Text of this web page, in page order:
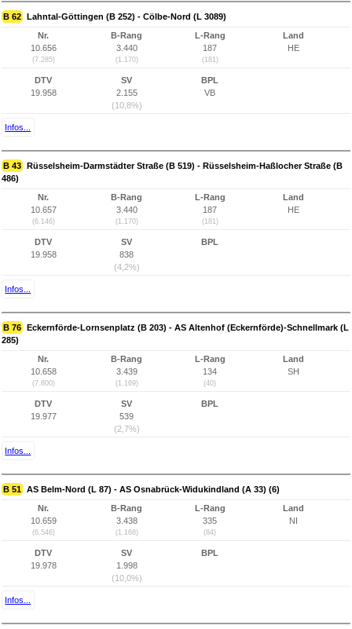
B 62 Lahntal-Göttingen (B 252) - Cölbe-Nord (L 3089)
Nr.
10.656
(7.285)
B-Rang
3.440
(1.170)
L-Rang
187
(181)
Land
HE
DTV
19.958
SV
2.155
(10,8%)
BPL
VB
Infos...
B 43 Rüsselsheim-Darmstädter Straße (B 519) - Rüsselsheim-Haßlocher Straße (B
486)
Nr.
10.657
(6.146)
B-Rang
3.440
(1.170)
L-Rang
187
(181)
Land
HE
DTV
19.958
SV
838
(4,2%)
BPL
Infos...
B 76 Eckernförde-Lornsenplatz (B 203) - AS Altenhof (Eckernförde)-Schnellmark (L
285)
Nr.
10.658
(7.800)
B-Rang
3.439
(1.169)
L-Rang
134
(40)
Land
SH
DTV
19.977
SV
539
(2,7%)
BPL
Infos...
B 51 AS Belm-Nord (L 87) - AS Osnabrück-Widukindland (A 33) (6)
Nr.
10.659
(6.546)
B-Rang
3.438
(1.168)
L-Rang
335
(84)
Land
NI
DTV
19.978
SV
1.998
(10,0%)
BPL
Infos...